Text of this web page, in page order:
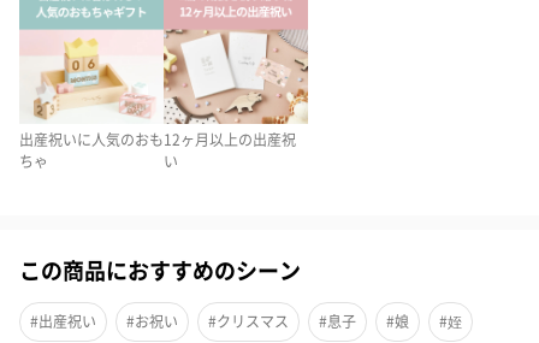
鍵盤を押したり､鉄琴をスティックで叩いて遊べるおもちゃです。
鍵盤を押すと､丸いモチーフがぴょこぴょこと連動して動きます｡
可愛らしい動きでお子さまが喜びますね。
出産祝いに人気のおも
ちゃ
12ヶ月以上の出産祝
い
この商品におすすめのシーン
#出産祝い #お祝い #クリスマス #息子 #娘 #姪